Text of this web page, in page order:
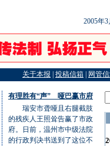
2005年
关于本报 投稿信箱 网管
有理胜有“声” 哑巴赢市府
瑞安市聋哑且右腿截肢
的残疾人王照耸告赢了市政
府。日前，温州市中级法院
的行政判决书送到了这位不